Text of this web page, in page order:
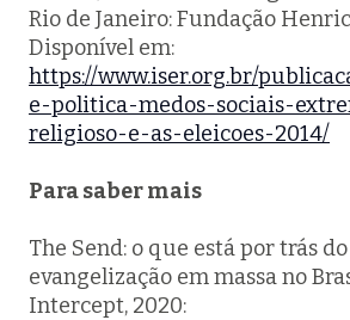
Rio de Janeiro: Fundação
Disponível em:
https://www.iser.org.br/
e-politica-medos-sociais-
religioso-e-as-eleicoes-2014/
Para saber mais
The Send: o que está por trás
evangelização em massa no
Intercept, 2020: